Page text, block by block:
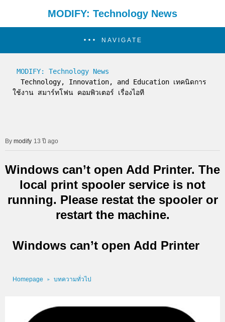
MODIFY: Technology News
NAVIGATE
MODIFY: Technology News
ใช้งาน สมาร์ทโฟน คอมพิวเตอร์ เรื่องไอที
modify 13 ปี ago
Windows can’t open Add Printer. The
local print spooler service is not
running. Please restat the spooler or
restart the machine.
Windows can’t open Add Printer
Homepage บทความทั่วไป